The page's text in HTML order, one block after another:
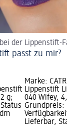
der Lippenstift-
passt zu mir?
g;
Marke:
Lippenstift
040 Wifey,
Grundpreis:
Lieferbar,